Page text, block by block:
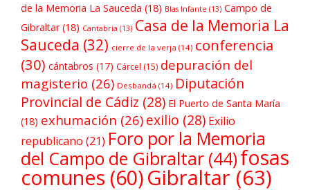
de la Memoria La Sauceda (18) Blas Infante (13) Campo de
Gibraltar(18) Cantabria (13) Casa de la Memoria La
Sauceda (32) cierre de la verja (14) conferencia
(30) cántabros (17) Cárcel (15) depuración del
magisterio (26) Desbandá (14) Diputación
Provincial de Cádiz (28) El Puerto de Santa María
(18) exhumación (26) exilio (28) Exilio
republicano (21) Foro por la Memoria
del Campo de Gibraltar (44)fosas
comunes (60)Gibraltar(63)